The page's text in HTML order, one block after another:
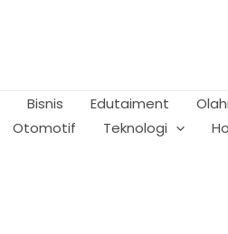
Bisnis Edutaiment
Otomotif Teknologi